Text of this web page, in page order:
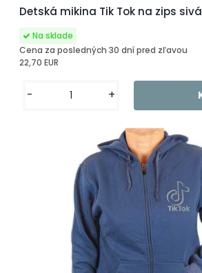
Detská mikina Tik Tok na zips sivá
Cena za posledných 30 dní pred zľavou
22,70 EUR
- +